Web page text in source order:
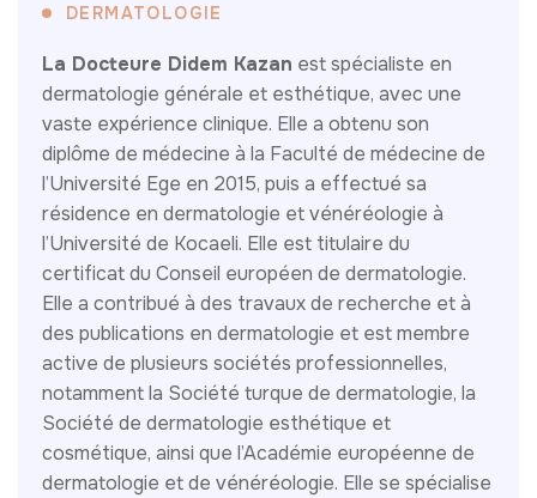
DERMATOLOGIE
La Docteure Didem Kazan est spécialiste en
dermatologie générale et esthétique, avec une
vaste expérience clinique. Elle a obtenu son
diplôme de médecine à la Faculté de médecine de
l’Université Ege en 2015, puis a effectué sa
résidence en dermatologie et vénéréologie à
l’Université de Kocaeli. Elle est titulaire du
certificat du Conseil européen de dermatologie.
Elle a contribué à des travaux de recherche et à
des publications en dermatologie et est membre
active de plusieurs sociétés professionnelles,
notamment la Société turque de dermatologie, la
Société de dermatologie esthétique et
cosmétique, ainsi que l’Académie européenne de
dermatologie et de vénéréologie. Elle se spécialise